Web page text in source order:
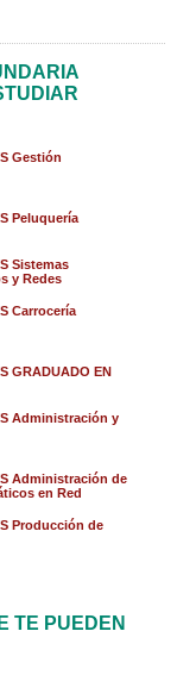
Gestión
Peluquería
Sistemas
y Redes
Carrocería
GRADUADO EN
Administración y
Administración de
en Red
Producción de
TE PUEDEN